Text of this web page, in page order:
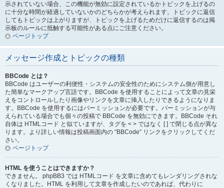
示されていない場合、この機能が無効に設定されているかトピックを上げるの
に十分な時間が経過していないかのどちらかが考えられます。トピックに返信
してもトピックは上がりますが、トピックを上げるためだけに返信するのは掲
示板のルールに抵触する可能性がある点にご注意ください。
ページトップ
メッセージ作成とトピックの種類
BBCode とは？
BBCode はユーザーの利便性・システムの安全性のためにシステム側が用意し
た簡単なマークアップ言語です。BBCode を使用することによって文章の見栄
えをコントロールしたり画像やリンクを文章に挿入したりできるようになりま
す。BBCode を使用するにはパーミッションが必要です。パーミッションが与
えられている場合でも個々の投稿で BBCode を無効にできます。BBCode それ
自体は HTMLコード と似ていますが、タグを < > ではなく [ ] で閉じる点が異な
ります。より詳しい情報は投稿画面内の “BBCode” リンクをクリックしてくだ
さい。
ページトップ
HTML を使うことはできますか？
できません。 phpBB3 では HTMLコード を文章に含めてもレンダリングされな
くなりました。HTML を利用して文章を作成したいのであれば、代わりに